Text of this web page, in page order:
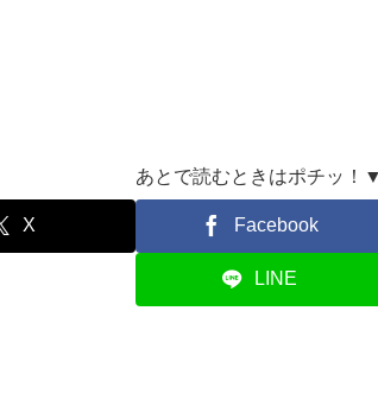
あとで読むときはポチッ！▼
X Facebook
LINE